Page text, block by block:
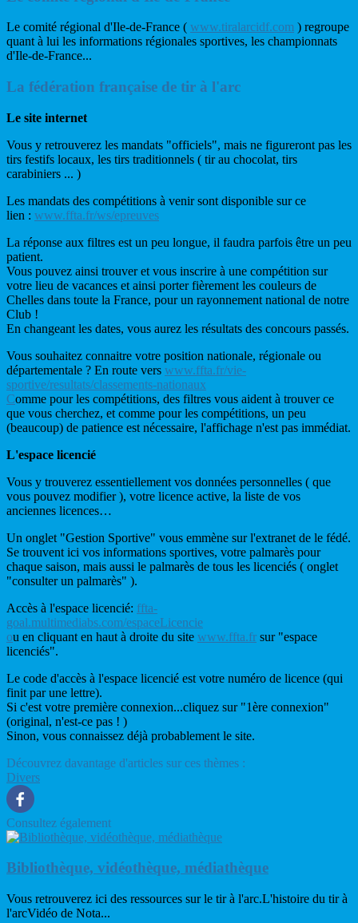
Le comité régional d'Ile-de-France ( www.tiralarcidf.com ) regroupe
quant à lui les informations régionales sportives, les championnats
d'Ile-de-France...
La fédération française de tir à l'arc
Le site internet
Vous y retrouverez les mandats "officiels", mais ne figureront pas les
tirs festifs locaux, les tirs traditionnels ( tir au chocolat, tirs
carabiniers ... )
Les mandats des compétitions à venir sont disponible sur ce
lien : www.ffta.fr/ws/epreuves
La réponse aux filtres est un peu longue, il faudra parfois être un peu
patient.
Vous pouvez ainsi trouver et vous inscrire à une compétition sur
votre lieu de vacances et ainsi porter fièrement les couleurs de
Chelles dans toute la France, pour un rayonnement national de notre
Club !
En changeant les dates, vous aurez les résultats des concours passés.
Vous souhaitez connaitre votre position nationale, régionale ou
départementale ? En route vers www.ffta.fr/vie-
sportive/resultats/classements-nationaux
Comme pour les compétitions, des filtres vous aident à trouver ce
que vous cherchez, et comme pour les compétitions, un peu
(beaucoup) de patience est nécessaire, l'affichage n'est pas immédiat.
L'espace licencié
Vous y trouverez essentiellement vos données personnelles ( que
vous pouvez modifier ), votre licence active, la liste de vos
anciennes licences…
Un onglet "Gestion Sportive" vous emmène sur l'extranet de le fédé.
Se trouvent ici vos informations sportives, votre palmarès pour
chaque saison, mais aussi le palmarès de tous les licenciés ( onglet
"consulter un palmarès" ).
Accès à l'espace licencié: ffta-
goal.multimediabs.com/espaceLicencie
ou en cliquant en haut à droite du site www.ffta.fr sur "espace
licenciés".
Le code d'accès à l'espace licencié est votre numéro de licence (qui
finit par une lettre).
Si c'est votre première connexion...cliquez sur "1ère connexion"
(original, n'est-ce pas ! )
Sinon, vous connaissez déjà probablement le site.
Découvrez davantage d'articles sur ces thèmes :
Divers
Consultez également
Bibliothèque, vidéothèque, médiathèque
Vous retrouverez ici des ressources sur le tir à l'arc.L'histoire du tir à
l'arcVidéo de Nota...